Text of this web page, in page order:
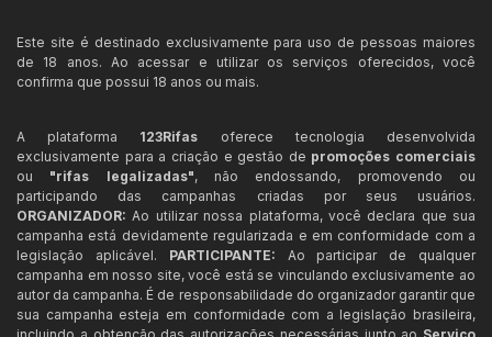
Este site é destinado exclusivamente para uso de pessoas maiores
de 18 anos. Ao acessar e utilizar os serviços oferecidos, você
confirma que possui 18 anos ou mais.
A plataforma 123Rifas oferece tecnologia desenvolvida
exclusivamente para a criação e gestão de promoções comerciais
ou "rifas legalizadas", não endossando, promovendo ou
participando das campanhas criadas por seus usuários.
ORGANIZADOR: Ao utilizar nossa plataforma, você declara que sua
campanha está devidamente regularizada e em conformidade com a
legislação aplicável. PARTICIPANTE: Ao participar de qualquer
campanha em nosso site, você está se vinculando exclusivamente ao
autor da campanha. É de responsabilidade do organizador garantir que
sua campanha esteja em conformidade com a legislação brasileira,